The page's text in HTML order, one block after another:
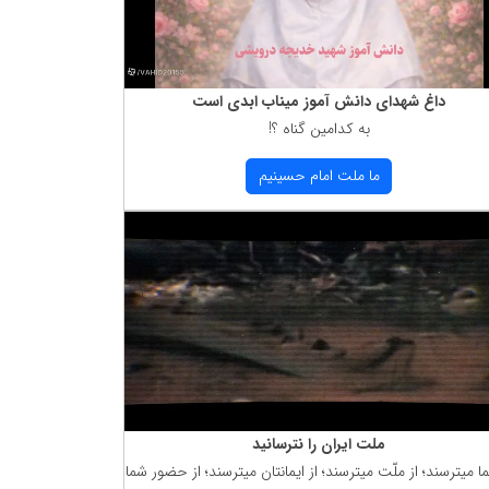
داغ شهدای دانش آموز میناب ابدی است
به كدامین گناه ؟!
ما ملت امام حسینیم
ملت ایران را نترسانید
میترسند؛ از ملّت میترسند؛ از ایمانتان میترسند؛ از حضور شما